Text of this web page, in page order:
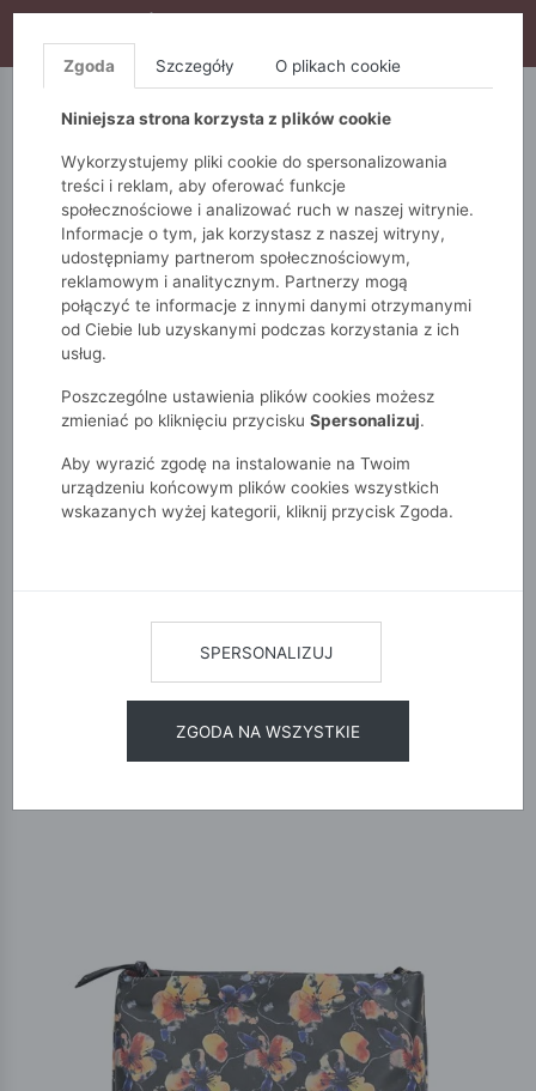
S10), DODATKOWE 15% ZA 3SZT (KOD: S15)
5.10.15. QUIOSQUE
Monnari Dodatki Kosmetyczki
KOSMETYCZKI
POKAŻ FILTRY
Zgoda Szczegóły O plikach cookie
Niniejsza strona korzysta z plików cookie
Wykorzystujemy pliki cookie do spersonalizowania
treści i reklam, aby oferować funkcje
społecznościowe i analizować ruch w naszej witrynie.
Informacje o tym, jak korzystasz z naszej witryny,
udostępniamy partnerom społecznościowym,
reklamowym i analitycznym. Partnerzy mogą
połączyć te informacje z innymi danymi otrzymanymi
od Ciebie lub uzyskanymi podczas korzystania z ich
usług.
Poszczególne ustawienia plików cookies możesz
zmieniać po kliknięciu przycisku Spersonalizuj.
Aby wyrazić zgodę na instalowanie na Twoim
urządzeniu końcowym plików cookies wszystkich
wskazanych wyżej kategorii, kliknij przycisk Zgoda.
SPERSONALIZUJ
ZGODA NA WSZYSTKIE